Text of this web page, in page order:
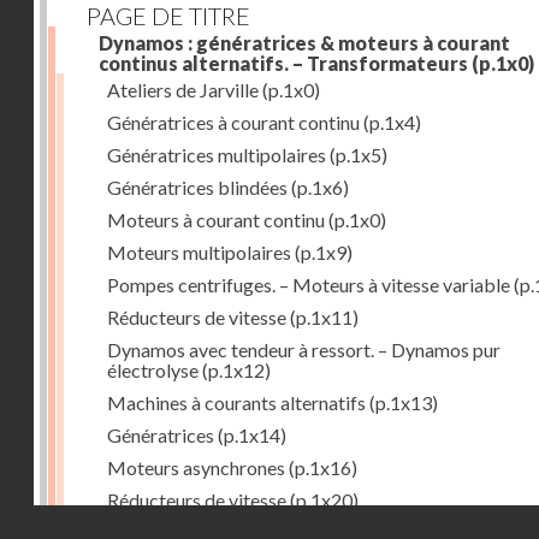
PAGE DE TITRE
Dynamos : génératrices & moteurs à courant
continus alternatifs. – Transformateurs (p.1x0)
Ateliers de Jarville(p.1x0)
Génératrices à courant continu(p.1x4)
Génératrices multipolaires (p.1x5)
Génératrices blindées (p.1x6)
Moteurs à courant continu(p.1x0)
Moteurs multipolaires (p.1x9)
Pompes centrifuges. – Moteurs à vitesse variable
Réducteurs de vitesse(p.1x11)
Dynamos avec tendeur à ressort. – Dynamos pur
électrolyse(p.1x12)
Machines à courants alternatifs (p.1x13)
Génératrices (p.1x14)
Moteurs asynchrones (p.1x16)
Réducteurs de vitesse(p.1x20)